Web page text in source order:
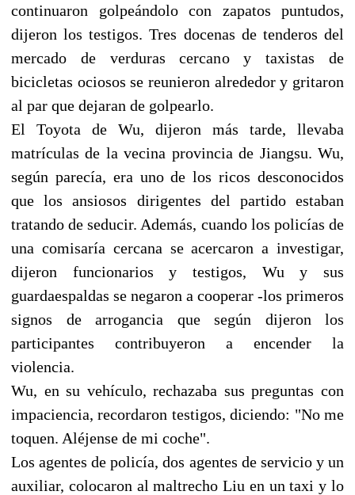
continuaron golpeándolo con zapatos puntudos,
dijeron los testigos. Tres docenas de tenderos del
mercado de verduras cercano y taxistas de
bicicletas ociosos se reunieron alrededor y gritaron
al par que dejaran de golpearlo.
El Toyota de Wu, dijeron más tarde, llevaba
matrículas de la vecina provincia de Jiangsu. Wu,
según parecía, era uno de los ricos desconocidos
que los ansiosos dirigentes del partido estaban
tratando de seducir. Además, cuando los policías de
una comisaría cercana se acercaron a investigar,
dijeron funcionarios y testigos, Wu y sus
guardaespaldas se negaron a cooperar -los primeros
signos de arrogancia que según dijeron los
participantes contribuyeron a encender la
violencia.
Wu, en su vehículo, rechazaba sus preguntas con
impaciencia, recordaron testigos, diciendo: "No me
toquen. Aléjense de mi coche".
Los agentes de policía, dos agentes de servicio y un
auxiliar, colocaron al maltrecho Liu en un taxi y lo